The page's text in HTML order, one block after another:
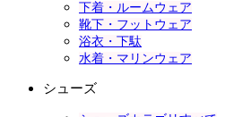
下着・ルームウェア
靴下・フットウェア
浴衣・下駄
水着・マリンウェア
シューズ